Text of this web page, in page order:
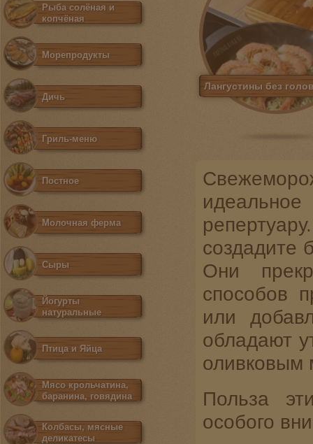
Лангустины без
создадите
Они
способов
или
обладают
оливковым
Польза
особого
Рыба солёная и
копчёная
Морепродукты
Дичь
Гриль-меню
Постное
Молочная ферма
Сыры
Йогурты
натуральные
Птица и Яйца
Мясо крольчатина,
баранина, говядина
Колбасы, мясные
деликатесы